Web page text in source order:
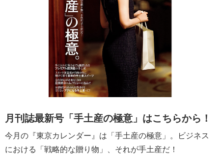
月刊誌最新号「手土産の極意」はこちらから！
今月の『東京カレンダー』は「手土産の極意」。ビジネス
における「戦略的な贈り物」、それが手土産だ！